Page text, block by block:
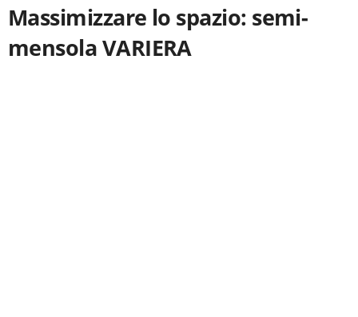
Massimizzare lo spazio: semi-
mensola VARIERA